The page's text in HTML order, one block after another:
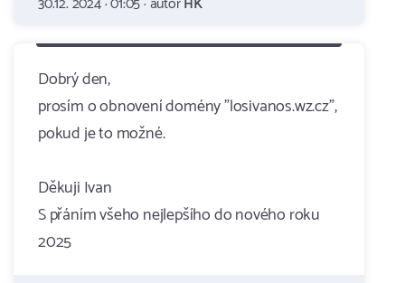
Dobrý den,
prosím o obnovení domény "losivanos.wz.cz",
pokud je to možné.
Děkuji Ivan
S přáním všeho nejlepšího do nového roku
2025